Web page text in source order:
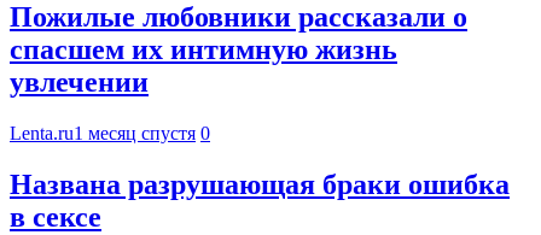
Пожилые любовники рассказали о
спасшем их интимную жизнь
увлечении
Lenta.ru1 месяц спустя 0
Названа разрушающая браки ошибка
в сексе